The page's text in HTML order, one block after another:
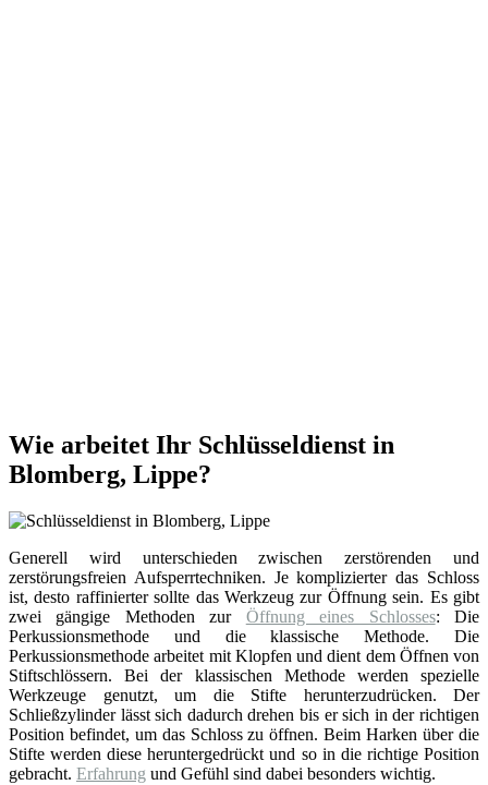
Wie arbeitet Ihr Schlüsseldienst in
Blomberg, Lippe?
Generell wird unterschieden zwischen zerstörenden und
zerstörungsfreien Aufsperrtechniken. Je komplizierter das Schloss
ist, desto raffinierter sollte das Werkzeug zur Öffnung sein. Es gibt
zwei gängige Methoden zur Öffnung eines Schlosses: Die
Perkussionsmethode und die klassische Methode. Die
Perkussionsmethode arbeitet mit Klopfen und dient dem Öffnen von
Stiftschlössern. Bei der klassischen Methode werden spezielle
Werkzeuge genutzt, um die Stifte herunterzudrücken. Der
Schließzylinder lässt sich dadurch drehen bis er sich in der richtigen
Position befindet, um das Schloss zu öffnen. Beim Harken über die
Stifte werden diese heruntergedrückt und so in die richtige Position
gebracht. Erfahrung und Gefühl sind dabei besonders wichtig.